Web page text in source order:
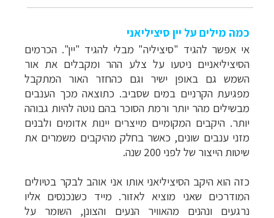
כמה מילים על יין סיציליאני
אי אפשר להגיד "סיציליה" מבלי להגיד "יין". הכרמים
הסיציליאניים ניטעו על צלע ההר ומקבלים את אור
השמש גם באופן ישיר וגם כהחזר האור המתקבל
מפגיעת הקרניים במים שסביב. כתוצאה מכך הענבים
מבשילים מהר יותר ורמת הסוכר בהם נוטה להיות גבוהה
יותר. היקבים המקומיים מייצרים יינות אדומים ולבנים
מזני ענבים שונים, כאשר בחלק מהיקבים משמרים את
שיטות הייצור של לפני 200 שנה.
כזה הוא היקב הסיציליאני אותו אני אוהב לבקר בטיולים
המודרכים שאני מוציא לאזור. מייד כשנכנסים אליו
נרגעים ונהנים מהאוויר הנעים והצונן, השומר על